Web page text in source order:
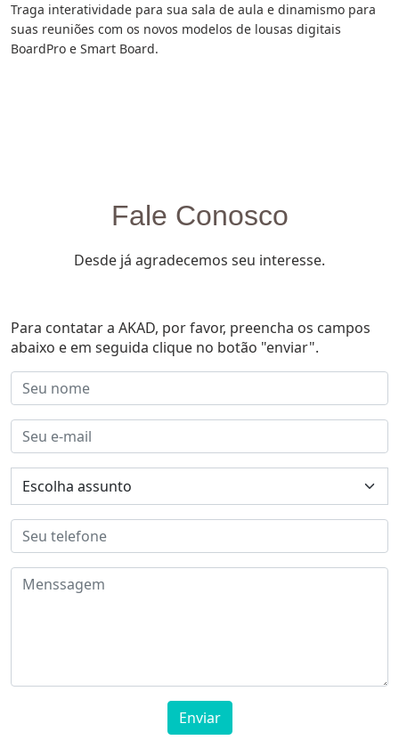
Traga interatividade para sua sala de aula e dinamismo para
suas reuniões com os novos modelos de lousas digitais
BoardPro e Smart Board.
Fale Conosco
Desde já agradecemos seu interesse.
Para contatar a AKAD, por favor, preencha os campos
abaixo e em seguida clique no botão "enviar".
Enviar